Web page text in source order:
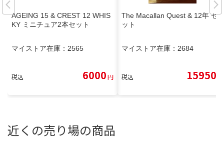
AGEING 15 & CREST 12 WHIS
KY ミニチュア2本セット
マイストア在庫： 2565
税込 6000円
The Macallan Quest & 12年 セ
ット
マイストア在庫： 2684
税込 15950
近くの売り場の商品